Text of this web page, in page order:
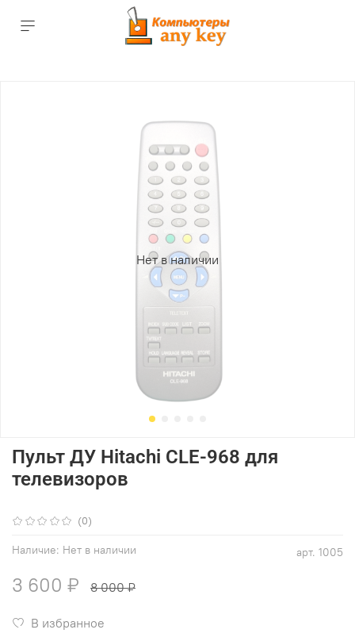
Нет в наличии
(0)
арт. 1005
Наличие: Нет в наличии
Пульт ДУ Hitachi CLE-968 для
телевизоров
3 600 ₽ 8 000 ₽
В избранное